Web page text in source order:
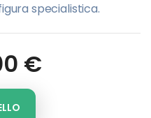
specialistica.
€